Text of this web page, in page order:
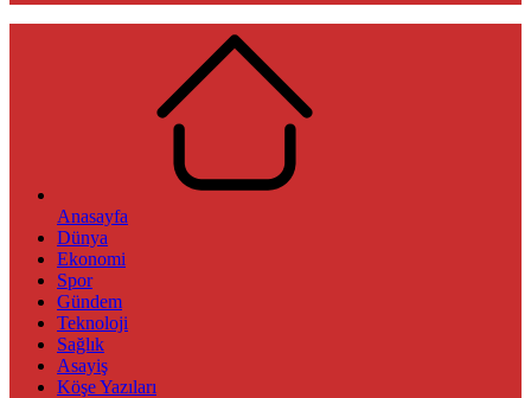
Anasayfa
Dünya
Ekonomi
Spor
Gündem
Teknoloji
Sağlık
Asayiş
Köşe Yazıları